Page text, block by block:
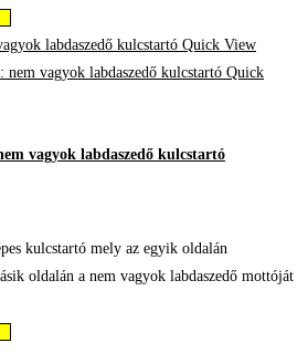
Quick View
Quick
vagyok labdaszedő kulcstartó
kulcstartó mely az egyik oldalán
oldalán a nem vagyok labdaszedő mottóját